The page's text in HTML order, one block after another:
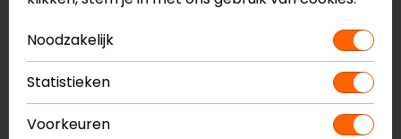
Meer informatie nodig?
Heb je meer informatie nodig over dit product?
Neem dancontactmet ons op of kom langs in één
vanonze winkels
in Breda, Capelle aan den IJssel,
Noodzakelijk
Statistieken
Voorkeuren